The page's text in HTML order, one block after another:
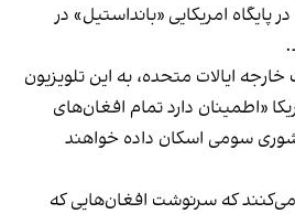
امریکایی «بانداستیل» در
ایالات متحده، به این تلویزیون
«اطمینان دارد تمام افغان‌های
سومی اسکان داده خواهند
می‌کنند که سرنوشت افغان‌هایی که